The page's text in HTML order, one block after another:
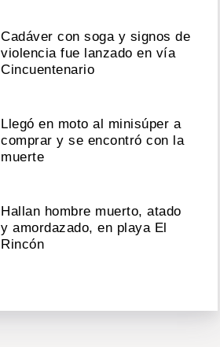
Cadáver con soga y signos de
violencia fue lanzado en vía
Cincuentenario
Llegó en moto al minisúper a
comprar y se encontró con la
muerte
Hallan hombre muerto, atado
y amordazado, en playa El
Rincón